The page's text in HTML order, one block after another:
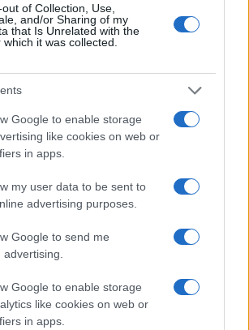
of Collection, Use,
and/or Sharing of my
that Is Unrelated with the
it was collected.
Google to enable storage
like cookies on web or
in apps.
my user data to be sent to
advertising purposes.
Google to send me
Google to enable storage
like cookies on web or
in apps.
σχέδιο των ΗΠΑ για τη
CH-54A Tarhe σε